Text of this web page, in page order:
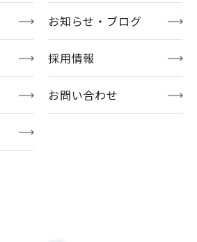
お知らせ・ブログ
採用情報
お問い合わせ